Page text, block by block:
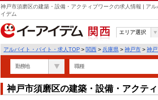
神戸市須磨区の建築・設備・アクティブワークの求人情報 | ア
イデム
関西
エリア選択
アルバイト・バイト・求人TOP > 関西 > 兵庫県 > 神戸市 > 神
勤務地 職種
神戸市須磨区の建築・設備・アクテ